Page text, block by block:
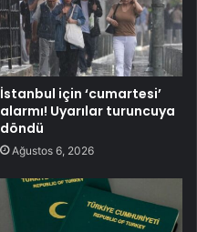
İstanbul için ‘cumartesi’
alarmı! Uyarılar turuncuya
döndü
Ağustos 6, 2026